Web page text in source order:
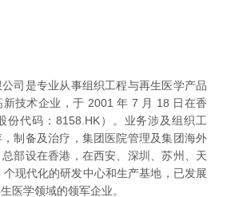
司是专业从事组织工程与再生医学产品
技术企业，于 2001 年 7 月 18 日在香
份代码：8158.HK）。业务涉及组织工
制备及治疗，集团医院管理及集团海外
部设在香港，在西安、深圳、苏州、天
现代化的研发中心和生产基地，已发展
医学领域的领军企业。